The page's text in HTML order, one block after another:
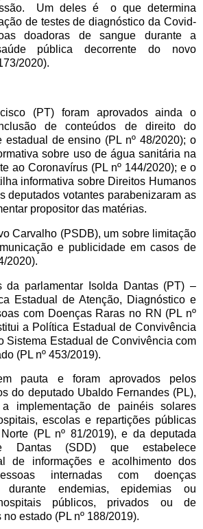
Um deles é
o que determina
de testes de diagnóstico da Covid-
doadoras de sangue durante a
pública decorrente do novo
2020).
(PT) foram aprovados ainda o
de conteúdos de direito do
estadual de ensino (PL nº 48/2020); o
sobre uso de água sanitária na
ao Coronavírus (PL nº 144/2020); e o
informativa sobre Direitos Humanos
deputados votantes parabenizaram as
propositor das matérias.
Carvalho (PSDB), um sobre limitação
e publicidade em casos de
2020).
da parlamentar Isolda Dantas (PT) –
Estadual de Atenção, Diagnóstico e
com Doenças Raras no RN (PL nº
a Política Estadual de Convivência
Sistema Estadual de Convivência com
(PL nº 453/2019).
pauta e foram aprovados pelos
do deputado Ubaldo Fernandes (PL),
implementação de painéis solares
escolas e repartições públicas
(PL nº 81/2019), e da deputada
Dantas (SDD) que estabelece
de informações e acolhimento dos
internadas com doenças
durante endemias, epidemias ou
públicos, privados ou de
estado (PL nº 188/2019).